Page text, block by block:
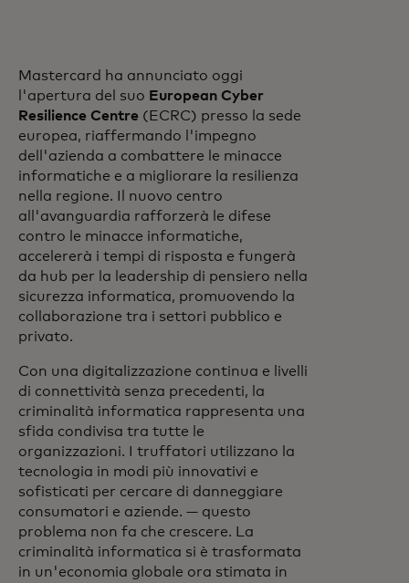
Mastercard ha annunciato oggi
l'apertura del suo European Cyber
Resilience Centre (ECRC) presso la sede
europea, riaffermando l'impegno
dell'azienda a combattere le minacce
informatiche e a migliorare la resilienza
nella regione. Il nuovo centro
all'avanguardia rafforzerà le difese
contro le minacce informatiche,
accelererà i tempi di risposta e fungerà
da hub per la leadership di pensiero nella
sicurezza informatica, promuovendo la
collaborazione tra i settori pubblico e
privato.
Con una digitalizzazione continua e livelli
di connettività senza precedenti, la
criminalità informatica rappresenta una
sfida condivisa tra tutte le
organizzazioni. I truffatori utilizzano la
tecnologia in modi più innovativi e
sofisticati per cercare di danneggiare
consumatori e aziende. — questo
problema non fa che crescere. La
criminalità informatica si è trasformata
in un'economia globale ora stimata in